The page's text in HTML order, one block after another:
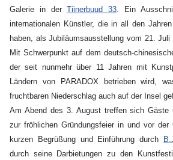
Galerie in derTiinerbuud 33. Ein
internationalen Künstler, die in all den
haben, als Jubiläumsausstellung vom 21.
Mit Schwerpunkt auf dem deutsch-
der seit nunmehr über 11 Jahren mit
Ländern von PARADOX betrieben wird,
fruchtbaren Niederschlag auch auf der Insel
Am Abend des 3. August treffen sich Gäste
zur fröhlichen Gründungsfeier in und vor der
kurzen Begrüßung und Einführung durch
durch seine Darbietungen zu den